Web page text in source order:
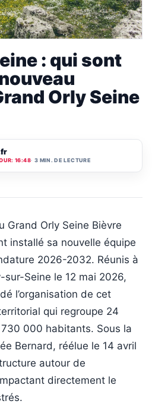
: qui sont
Orly Seine
16:48 3 MIN. DE LECTURE
Grand Orly Seine Bièvre
installé sa nouvelle équipe
2026-2032. Réunis à
sur-Seine le 12 mai 2026,
l’organisation de cet
qui regroupe 24
000 habitants. Sous la
Bernard, réélue le 14 avril
autour de
directement le